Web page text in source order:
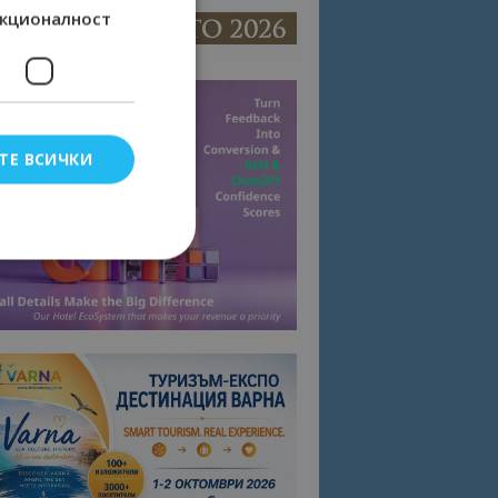
ВСИЧКИ
влизане и
съгласието
на сайта.